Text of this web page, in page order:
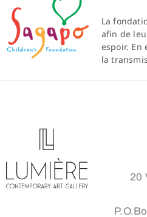
La
afin de
espoir.
la
20